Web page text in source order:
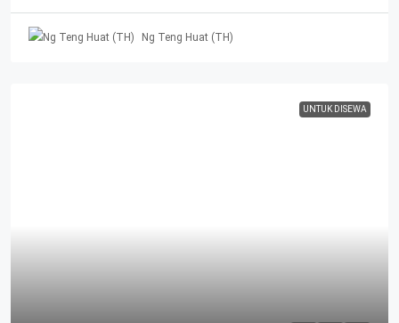
Ng Teng Huat (TH)
UNTUK DISEWA